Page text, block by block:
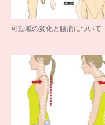
可動域の変化と腰痛について